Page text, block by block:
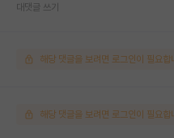
대댓글 쓰기
해당 댓글을 보려면 로그인이 필요합
해당 댓글을 보려면 로그인이 필요합